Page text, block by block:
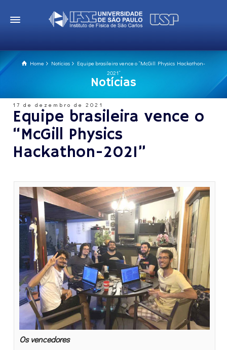
Home Notícias
Equipe brasileira vence o “McGill Physics Hackathon-
2021”
Notícias
17 de dezembro de 2021
Equipe brasileira vence o
“McGill Physics
Hackathon-2021”
Os vencedores